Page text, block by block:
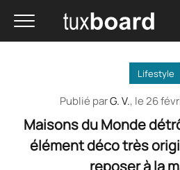
Lifestyle
Publié parG. V., le26
Maisons du Monde
élément déco très
reposer à la